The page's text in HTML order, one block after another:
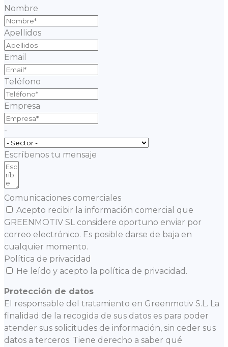
Nombre
Apellidos
Email
Teléfono
Empresa
-
Escríbenos tu mensaje
Comunicaciones comerciales
Acepto recibir la información comercial que
GREENMOTIV SL considere oportuno enviar por
correo electrónico. Es posible darse de baja en
cualquier momento.
Política de privacidad
He leído y acepto la política de privacidad.
Protección de datos
El responsable del tratamiento en Greenmotiv S.L. La
finalidad de la recogida de sus datos es para poder
atender sus solicitudes de información, sin ceder sus
datos a terceros. Tiene derecho a saber qué